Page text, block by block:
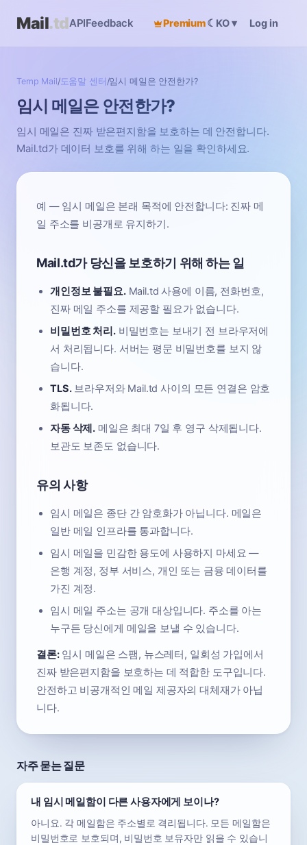
Mail.tdAPIFeedback Premium☾ KO▾ Log in
Temp Mail/도움말 센터 /임시 메일은 안전한가?
임시 메일은 안전한가?
임시 메일은 진짜 받은편지함을 보호하는 데 안전합니다.
Mail.td가 데이터 보호를 위해 하는 일을 확인하세요.
예 — 임시 메일은 본래 목적에 안전합니다: 진짜 메
일 주소를 비공개로 유지하기.
Mail.td가 당신을 보호하기 위해 하는 일
개인정보 불필요.Mail.td 사용에 이름, 전화번호,
진짜 메일 주소를 제공할 필요가 없습니다.
비밀번호 처리.비밀번호는 보내기 전 브라우저에
서 처리됩니다. 서버는 평문 비밀번호를 보지 않
습니다.
TLS.브라우저와 Mail.td 사이의 모든 연결은 암호
화됩니다.
자동 삭제. 메일은 최대 7일 후 영구 삭제됩니다.
보관도 보존도 없습니다.
유의 사항
임시 메일은 종단 간 암호화가 아닙니다. 메일은
일반 메일 인프라를 통과합니다.
임시 메일을 민감한 용도에 사용하지 마세요 —
은행 계정, 정부 서비스, 개인 또는 금융 데이터를
가진 계정.
임시 메일 주소는 공개 대상입니다. 주소를 아는
누구든 당신에게 메일을 보낼 수 있습니다.
결론:임시 메일은 스팸, 뉴스레터, 일회성 가입에서
진짜 받은편지함을 보호하는 데 적합한 도구입니다.
안전하고 비공개적인 메일 제공자의 대체재가 아닙
니다.
자주 묻는 질문
내 임시 메일함이 다른 사용자에게 보이나?
아니요. 각 메일함은 주소별로 격리됩니다. 모든 메일함은
비밀번호로 보호되며, 비밀번호 보유자만 읽을 수 있습니